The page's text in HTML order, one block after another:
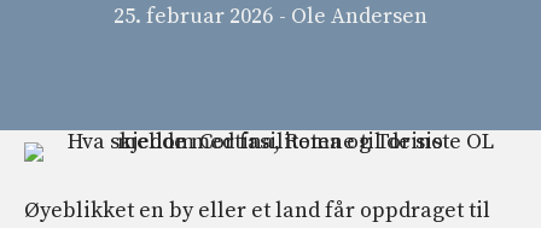
25. februar 2026 - Ole Andersen
Øyeblikket en by eller et land får oppdraget til